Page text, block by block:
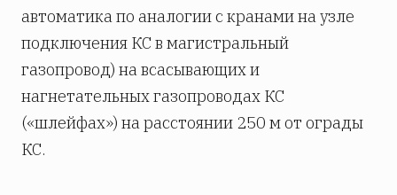
автоматика по аналогии с кранами на узле
подключения КС в магистральный
газопровод) на всасывающих и
нагнетательных газопроводах КС
(«шлейфах») на расстоянии 250 м от ограды
КС.